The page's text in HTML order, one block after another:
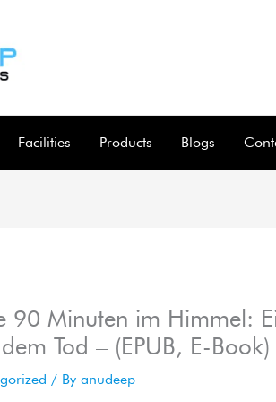
Facilities Products Blogs
90 Minuten im Himmel:
Tod – (EPUB, E-Book)
/ By anudeep